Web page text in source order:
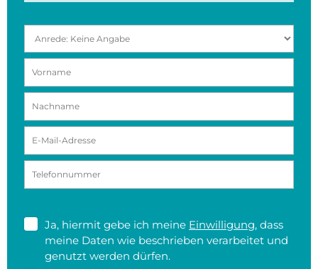
Ja, hiermit gebe ich meine Einwilligung, dass
meine Daten wie beschrieben verarbeitet und
genutzt werden dürfen.